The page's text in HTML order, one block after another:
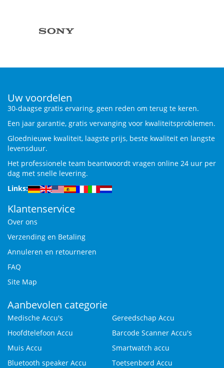
Uw voordelen
30-daagse gratis ervaring, geen reden om terug te keren.
Een jaar garantie, gratis vervanging voor kwaliteitsproblemen.
Gloednieuwe kwaliteit, laagste prijs, beste kwaliteit en langste
levensduur.
Het professionele team beantwoordt vragen online 24 uur per
dag met snelle levering.
Links:
Klantenservice
Over ons
Verzending en Betaling
Annuleren en retourneren
FAQ
Site Map
Aanbevolen categorie
Medische Accu's
Gereedschap Accu
Hoofdtelefoon Accu
Barcode Scanner Accu's
Muis Accu
Smartwatch accu
Bluetooth speaker Accu
Toetsenbord Accu